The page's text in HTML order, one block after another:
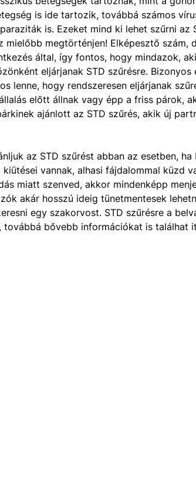
is ide tartozik, továbbá számos
is. Ezeket mind ki lehet szűrni az
mielőbb megtörténjen! Elképesztő szám,
által, így fontos, hogy mindazok,
eljárjanak STD szűrésre. Bizonyos
lenne, hogy rendszeresen eljárjanak
előtt állnak vagy épp a friss párok,
ajánlott az STD szűrés, akik új
az STD szűrést abban az esetben,
kiütései vannak, alhasi fájdalommal küzd
miatt szenved, akkor mindenképp
akár hosszú ideig tünetmentesek
egy szakorvost. STD szűrésre a
továbbá bővebb információkat is találhat